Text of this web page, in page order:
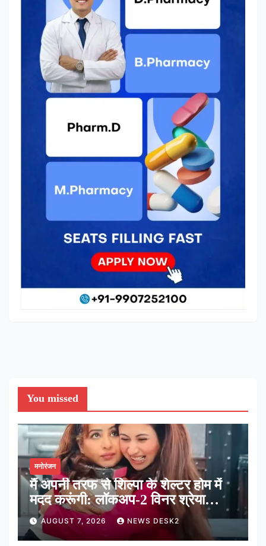
You missed
मनोरंजन
मैं अपनी तरफ से शिल्पा के शेल्टर होम में
मदद करूंगी: लॉकअप-2 विनर श्रेया
कालरा
AUGUST 7, 2026 NEWS DESK2